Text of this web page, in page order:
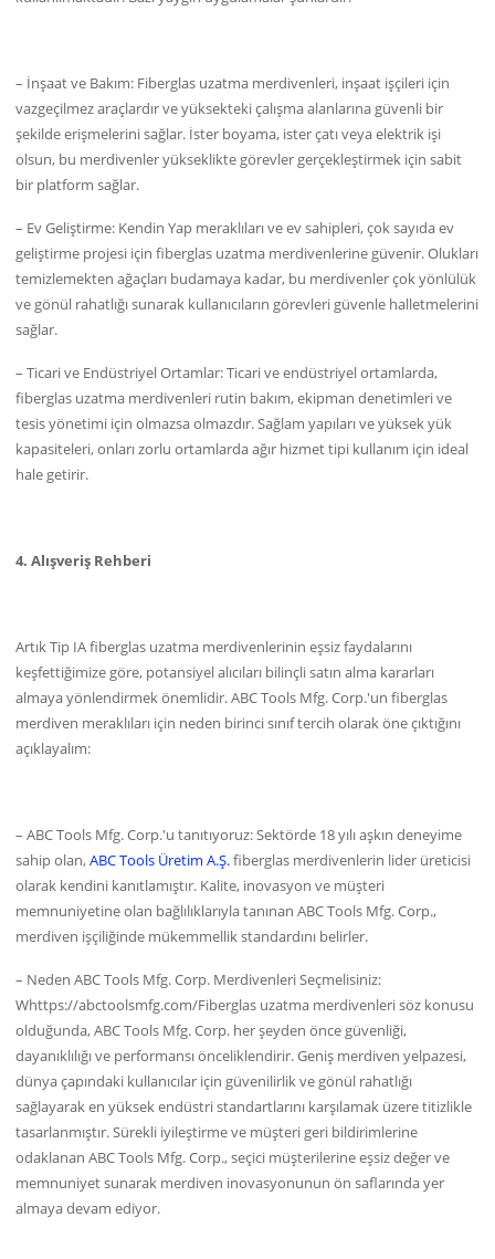
– İnşaat ve Bakım: Fiberglas uzatma merdivenleri, inşaat işçileri için
vazgeçilmez araçlardır ve yüksekteki çalışma alanlarına güvenli bir
şekilde erişmelerini sağlar. İster boyama, ister çatı veya elektrik işi
olsun, bu merdivenler yükseklikte görevler gerçekleştirmek için sabit
bir platform sağlar.
– Ev Geliştirme: Kendin Yap meraklıları ve ev sahipleri, çok sayıda ev
geliştirme projesi için fiberglas uzatma merdivenlerine güvenir. Olukları
temizlemekten ağaçları budamaya kadar, bu merdivenler çok yönlülük
ve gönül rahatlığı sunarak kullanıcıların görevleri güvenle halletmelerini
sağlar.
– Ticari ve Endüstriyel Ortamlar: Ticari ve endüstriyel ortamlarda,
fiberglas uzatma merdivenleri rutin bakım, ekipman denetimleri ve
tesis yönetimi için olmazsa olmazdır. Sağlam yapıları ve yüksek yük
kapasiteleri, onları zorlu ortamlarda ağır hizmet tipi kullanım için ideal
hale getirir.
4. Alışveriş Rehberi
Artık Tip IA fiberglas uzatma merdivenlerinin eşsiz faydalarını
keşfettiğimize göre, potansiyel alıcıları bilinçli satın alma kararları
almaya yönlendirmek önemlidir. ABC Tools Mfg. Corp.'un fiberglas
merdiven meraklıları için neden birinci sınıf tercih olarak öne çıktığını
açıklayalım:
– ABC Tools Mfg. Corp.'u tanıtıyoruz: Sektörde 18 yılı aşkın deneyime
sahip olan,ABC Tools Üretim A.Ş.fiberglas merdivenlerin lider üreticisi
olarak kendini kanıtlamıştır. Kalite, inovasyon ve müşteri
memnuniyetine olan bağlılıklarıyla tanınan ABC Tools Mfg. Corp.,
merdiven işçiliğinde mükemmellik standardını belirler.
– Neden ABC Tools Mfg. Corp. Merdivenleri Seçmelisiniz:
Whttps://abctoolsmfg.com/Fiberglas uzatma merdivenleri söz konusu
olduğunda, ABC Tools Mfg. Corp. her şeyden önce güvenliği,
dayanıklılığı ve performansı önceliklendirir. Geniş merdiven yelpazesi,
dünya çapındaki kullanıcılar için güvenilirlik ve gönül rahatlığı
sağlayarak en yüksek endüstri standartlarını karşılamak üzere titizlikle
tasarlanmıştır. Sürekli iyileştirme ve müşteri geri bildirimlerine
odaklanan ABC Tools Mfg. Corp., seçici müşterilerine eşsiz değer ve
memnuniyet sunarak merdiven inovasyonunun ön saflarında yer
almaya devam ediyor.